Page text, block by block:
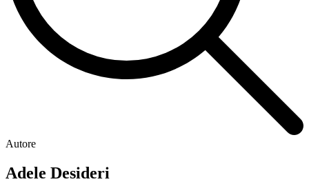
Autore
Adele Desideri